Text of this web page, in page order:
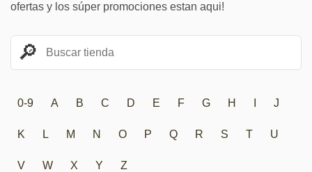
ofertas y los súper promociones estan aqui!
0-9 A B C D E F G H J
K L M N O P Q R S T U
V W X Y Z